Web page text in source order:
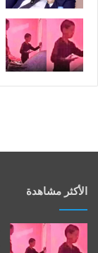
الأكثر مشاهدة